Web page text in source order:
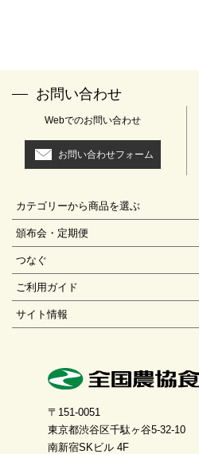
お問い合わせ
Webでのお問い合わせ
お問い合わせフォーム
カテゴリーから商品を選ぶ
頒布会・定期便
つなぐ
ご利用ガイド
サイト情報
〒151-0051
東京都渋谷区千駄ヶ谷5-32-10
南新宿SKビル 4F